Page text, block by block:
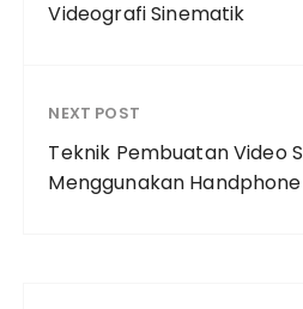
Videografi Sinematik
NEXT POST
Teknik Pembuatan Video
Menggunakan Handphone